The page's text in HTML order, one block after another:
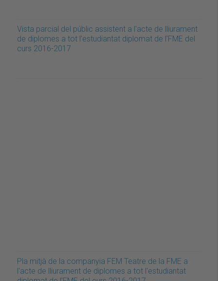
Vista parcial del públic assistent a l'acte de lliurament
de diplomes a tot l'estudiantat diplomat de l'FME del
curs 2016-2017
Pla mitjà de la companyia FEM Teatre de la FME a
l'acte de lliurament de diplomes a tot l'estudiantat